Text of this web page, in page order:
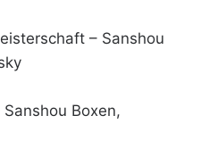
– Sanshou
Boxen,